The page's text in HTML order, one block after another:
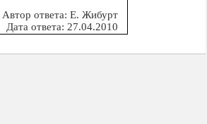
Автор ответа: Е. Жибурт
Дата ответа: 27.04.2010